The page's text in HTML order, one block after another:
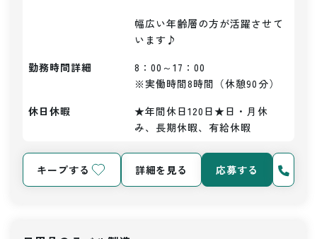
幅広い年齢層の方が活躍させて
います♪
勤務時間詳細
8：00～17：00
※実働時間8時間（休憩90分）
休日休暇
★年間休日120日★日・月休
み、長期休暇、有給休暇
キープする 詳細を見る 応募する